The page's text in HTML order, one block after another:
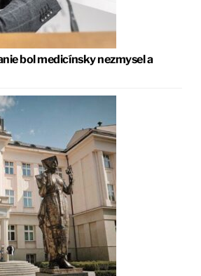
bol medicínsky nezmysel a